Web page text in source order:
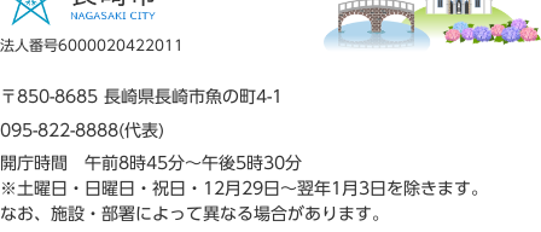
法人番号6000020422011
〒850-8685 長崎県長崎市魚の町4-1
095-822-8888(代表)
開庁時間 午前8時45分～午後5時30分
※土曜日・日曜日・祝日・12月29日～翌年1月3日を除きます。
なお、施設・部署によって異なる場合があります。